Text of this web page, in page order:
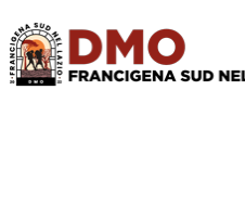
Salta
al
contenuto
Main
navigation